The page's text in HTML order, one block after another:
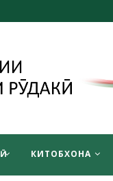
КИТОБХОНА